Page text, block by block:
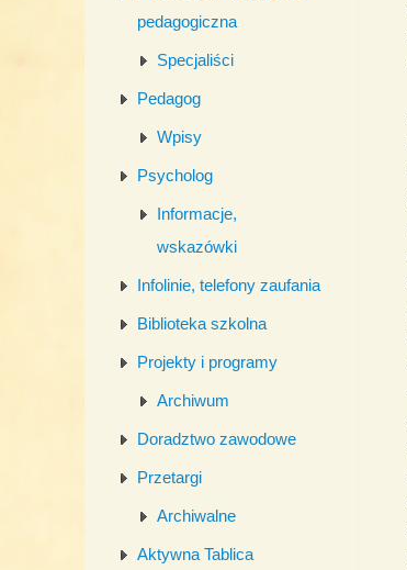
pedagogiczna
Specjaliści
Pedagog
Wpisy
Psycholog
Informacje,
wskazówki
Infolinie, telefony zaufania
Biblioteka szkolna
Projekty i programy
Archiwum
Doradztwo zawodowe
Przetargi
Archiwalne
Aktywna Tablica